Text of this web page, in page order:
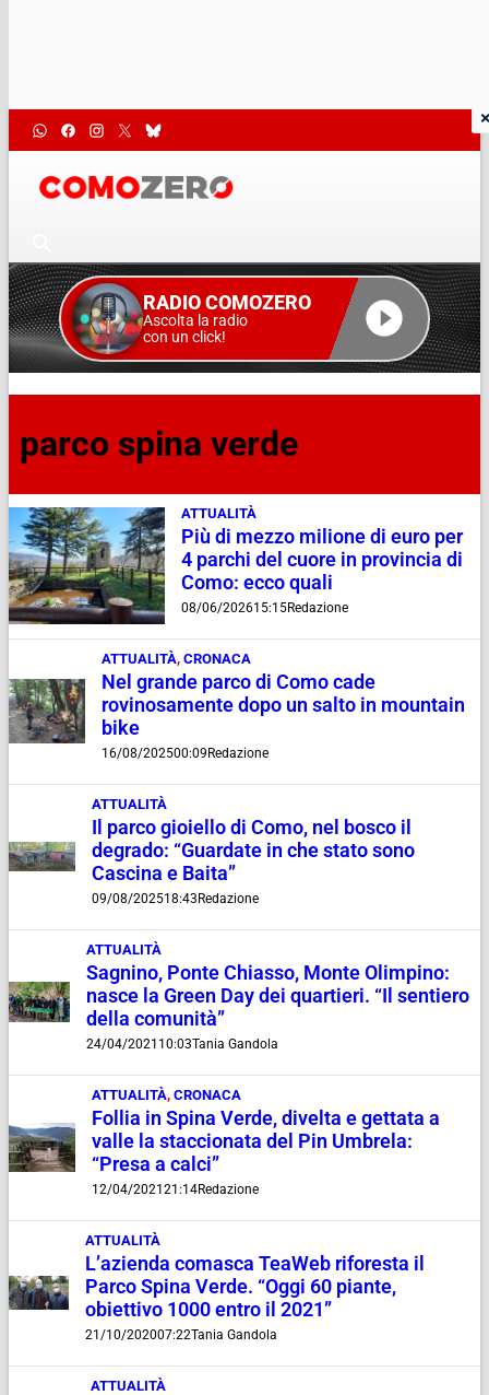
RADIO COMOZERO
Ascolta la radio
con un click!
parco spina verde
ATTUALITÀ
Più di mezzo milione di euro per
4 parchi del cuore in provincia di
Como: ecco quali
08/06/202615:15Redazione
ATTUALITÀ, CRONACA
Nel grande parco di Como cade
rovinosamente dopo un salto in mountain
bike
16/08/202500:09Redazione
ATTUALITÀ
Il parco gioiello di Como, nel bosco il
degrado: “Guardate in che stato sono
Cascina e Baita”
09/08/202518:43Redazione
ATTUALITÀ
Sagnino, Ponte Chiasso, Monte Olimpino:
nasce la Green Day dei quartieri. “Il sentiero
della comunità”
24/04/2021 10:03Tania Gandola
ATTUALITÀ, CRONACA
Follia in Spina Verde, divelta e gettata a
valle la staccionata del Pin Umbrela:
“Presa a calci”
12/04/202121:14Redazione
ATTUALITÀ
L’azienda comasca TeaWeb riforesta il
Parco Spina Verde. “Oggi 60 piante,
obiettivo 1000 entro il 2021”
21/10/202007:22Tania Gandola
ATTUALITÀ